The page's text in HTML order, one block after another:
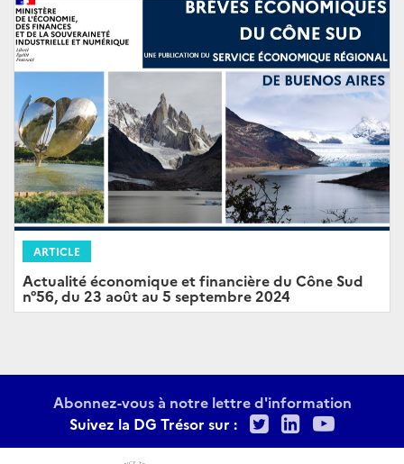
ARTICLE
Actualité économique et financière du Cône Sud
n°56, du 23 août au 5 septembre 2024
Abonnez-vous à notre lettre d'information
Suivez la DG Trésor sur :
TwitterLinkedIn